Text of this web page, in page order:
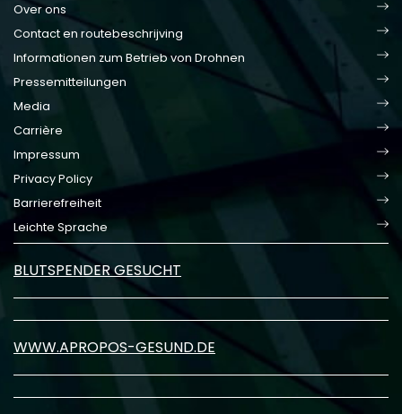
Over ons
Contact en routebeschrijving
Informationen zum Betrieb von Drohnen
Pressemitteilungen
Media
Carrière
Impressum
Privacy Policy
Barrierefreiheit
Leichte Sprache
BLUTSPENDER GESUCHT
WWW.APROPOS-GESUND.DE